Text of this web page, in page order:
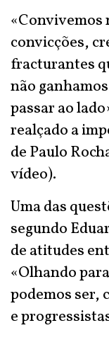
«Convivemos
convicções,
fracturantes
não
passar ao
realçado a
de Paulo
vídeo).
Uma das
segundo
de atitudes
«Olhando
podemos ser,
e